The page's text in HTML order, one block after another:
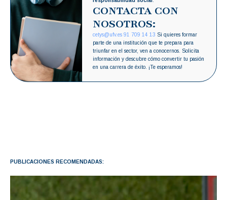
CONTACTA CON
NOSOTROS:
cetys@ufv.es 91 709 14 13 Si quieres formar
parte de una institución que te prepara para
triunfar en el sector, ven a conocernos. Solicita
información y descubre cómo convertir tu pasión
en una carrera de éxito. ¡Te esperamos!
PUBLICACIONES RECOMENDADAS: